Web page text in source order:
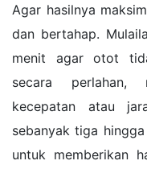
Agar hasilnya
dan bertahap.
menit agar otot
secara perlahan,
kecepatan atau
sebanyak tiga
untuk memberikan